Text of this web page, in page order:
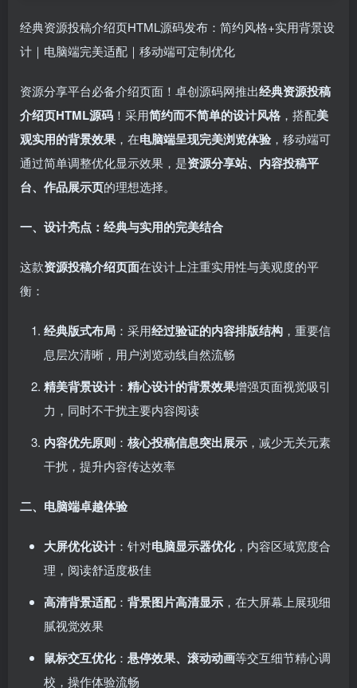
经典资源投稿介绍页HTML源码发布：简约风格+实用背景设
计｜电脑端完美适配｜移动端可定制优化
资源分享平台必备介绍页面！卓创源码网推出经典资源投稿
介绍页HTML源码 ！采用简约而不简单的设计风格 ，搭配美
观实用的背景效果 ，在电脑端呈现完美浏览体验，移动端可
通过简单调整优化显示效果，是资源分享站、内容投稿平
台、作品展示页的理想选择。
一、设计亮点：经典与实用的完美结合
这款资源投稿介绍页面在设计上注重实用性与美观度的平
衡：
经典版式布局 ：采用经过验证的内容排版结构 ，重要信
息层次清晰，用户浏览动线自然流畅
精美背景设计： 精心设计的背景效果增强页面视觉吸引
力，同时不干扰主要内容阅读
内容优先原则 ： 核心投稿信息突出展示 ，减少无关元素
干扰，提升内容传达效率
二、电脑端卓越体验
大屏优化设计：针对电脑显示器优化，内容区域宽度合
理，阅读舒适度极佳
高清背景适配： 背景图片高清显示 ，在大屏幕上展现细
腻视觉效果
鼠标交互优化： 悬停效果、滚动动画等交互细节精心调
校，操作体验流畅